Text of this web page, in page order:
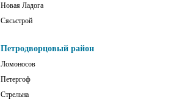
Новая Ладога
Сясьстрой
Петродворцовый район
Ломоносов
Петергоф
Стрельна